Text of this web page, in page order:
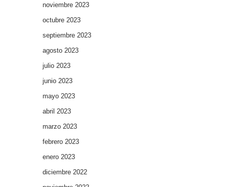
noviembre 2023
octubre 2023
septiembre 2023
agosto 2023
julio 2023
junio 2023
mayo 2023
abril 2023
marzo 2023
febrero 2023
enero 2023
diciembre 2022